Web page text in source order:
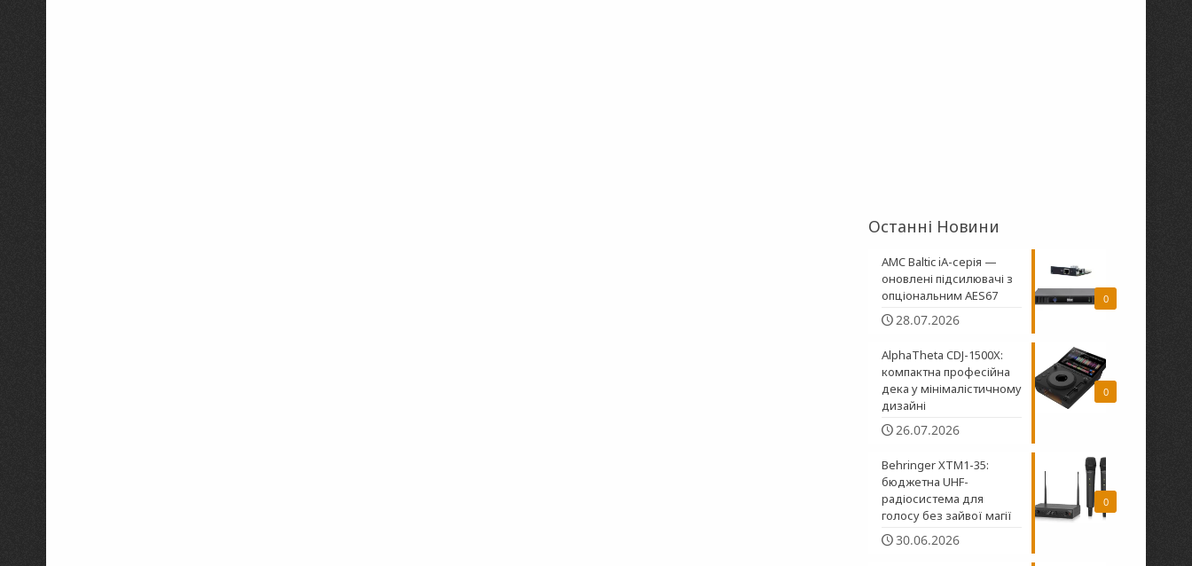
Останні Новини
0
AMC Baltic iA-серія —
оновлені підсилювачі з
опціональним AES67
28.07.2026
0
AlphaTheta CDJ-1500X:
компактна професійна
дека у мінімалістичному
дизайні
26.07.2026
0
Behringer XTM1-35:
бюджетна UHF-
радіосистема для
голосу без зайвої магії
30.06.2026